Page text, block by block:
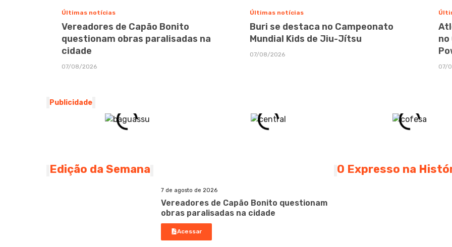
Últimas notícias
Vereadores de Capão Bonito
questionam obras paralisadas na
cidade
07/08/2026
Últimas notícias
Buri se destaca no Campeonato
Mundial Kids de Jiu-Jítsu
07/08/2026
no
07/
Publicidade
Edição da Semana
7 de agosto de 2026
Vereadores de Capão Bonito questionam
obras paralisadas na cidade
Acessar
O Expresso na